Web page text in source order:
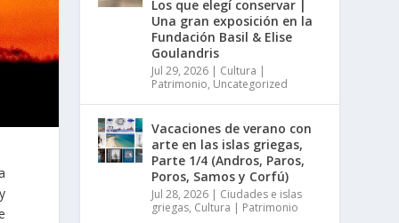
Los que elegí conservar |
Una gran exposición en la
Fundación Basil & Elise
Goulandris
Jul 29, 2026 | Cultura |
Patrimonio, Uncategorized
Vacaciones de verano con
arte en las islas griegas,
Parte 1/4 (Andros, Paros,
Poros, Samos y Corfú)
Jul 28, 2026 | Ciudades e islas
griegas, Cultura | Patrimonio